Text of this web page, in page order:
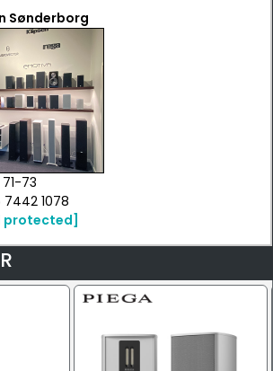
Sønderborg
73
1078
protected]